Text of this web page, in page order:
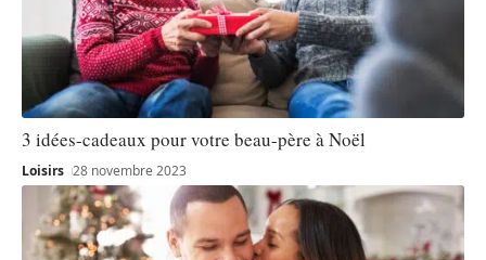
3 idées-cadeaux pour votre beau-père à Noël
Loisirs 28 novembre 2023